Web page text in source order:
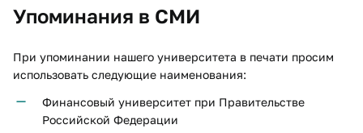
Упоминания в СМИ
При упоминании нашего университета в печати просим
использовать следующие наименования:
Финансовый университет при Правительстве
Российской Федерации